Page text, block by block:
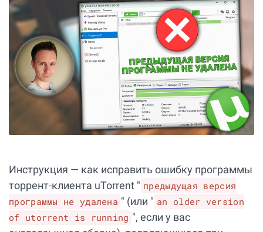
Инструкция — как исправить ошибку программы
торрент-клиента uTorrent " предыдущая версия
программы не удалена " (или " an older version
of utorrent is running ", если у вас